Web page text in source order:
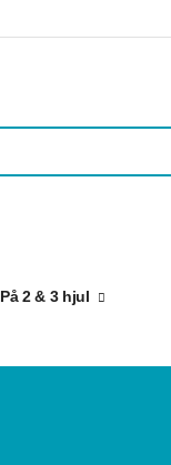
På 2 & 3 hjul